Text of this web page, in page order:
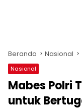
Beranda Nasional
Nasional
Mabes Polri
untuk